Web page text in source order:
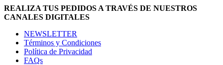
REALIZA TUS PEDIDOS A TRAVÉS DE NUESTROS
CANALES DIGITALES
NEWSLETTER
Términos y Condiciones
Política de Privacidad
FAQs